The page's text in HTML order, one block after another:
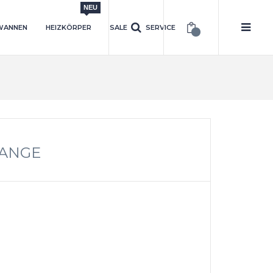
HEIZKÖRPER
NEU
SALE SERVICE